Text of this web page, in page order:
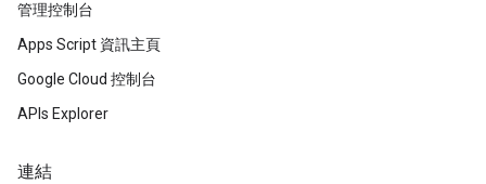
管理控制台
Apps Script 資訊主頁
Google Cloud 控制台
APIs Explorer
連結